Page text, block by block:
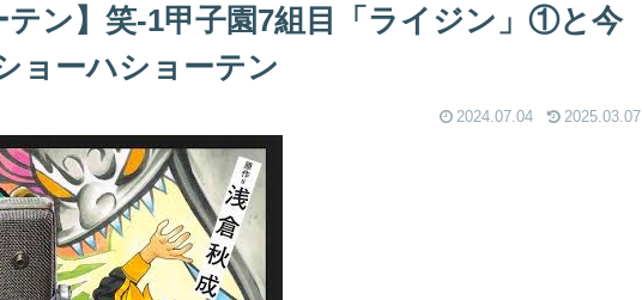
テン】笑-1甲子園7組目「ライジン」①と今
ョーハショーテン
2024.07.04 2025.03.07